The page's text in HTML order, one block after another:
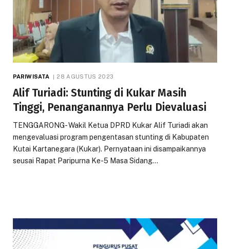
PARIWISATA 28 AGUSTUS 2023
Alif Turiadi: Stunting di Kukar Masih
Tinggi, Penanganannya Perlu Dievaluasi
TENGGARONG- Wakil Ketua DPRD Kukar Alif Turiadi akan
mengevaluasi program pengentasan stunting di Kabupaten
Kutai Kartanegara (Kukar). Pernyataan ini disampaikannya
seusai Rapat Paripurna Ke-5 Masa Sidang…